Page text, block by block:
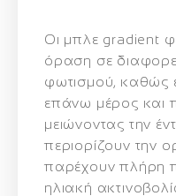
Οι μπλε gradient
όραση σε
φωτισμού, καθώς
επάνω μέρος και
μειώνοντας την
περιορίζουν την
παρέχουν πλήρη
ηλιακή